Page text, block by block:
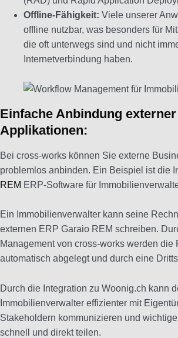
Offline-Fähigkeit: Viele unserer
offline nutzbar, was besonders für
die oft unterwegs sind und nicht
Internetverbindung haben.
Einfache Anbindung
Applikationen:
Bei cross-works können Sie externe
problemlos anbinden. Ein Beispiel ist die
REM ERP-Software für
Ein Immobilienverwalter kann seine
externen ERP Garaio REM schreiben.
Management von cross-works werden die
automatisch abgelegt und durch eine
Durch die Integration zu Woonig.ch kann
Immobilienverwalter effizienter mit
Stakeholdern kommunizieren und
schnell und direkt teilen.